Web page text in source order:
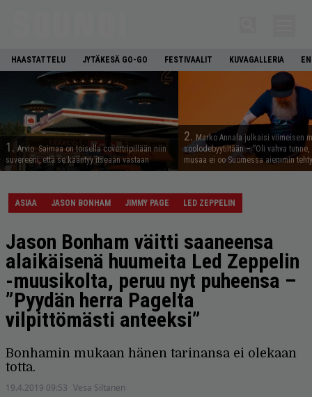
HAASTATTELU JYTÄKESÄ GO-GO FESTIVAALIT KUVAGALLERIA
1. Arvio: Saimaa on toisella covertripillään niin
suvereeni, että se kääntyy itseään vastaan
2.Marko Annala julkaisi viimeisen
soolodebyytiltään – ”Oli vahva
musaa ei oo Suomessa aiemmin
ASIAA JASON BONHAM JIMMY PAGE LED ZEPPELIN
Jason Bonham väitti saaneensa
alaikäisenä huumeita Led Zeppelin
-muusikolta, peruu nyt puheensa –
”Pyydän herra Pagelta
vilpittömästi anteeksi”
Bonhamin mukaan hänen tarinansa ei olekaan
totta.
19.4.2019 09:53 Vesa Siltanen